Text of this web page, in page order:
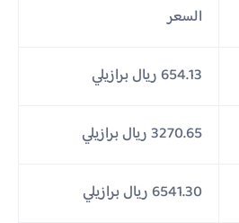
السعر
654.13 ريال برازيلي
3270.65 ريال برازيلي
6541.30 ريال برازيلي